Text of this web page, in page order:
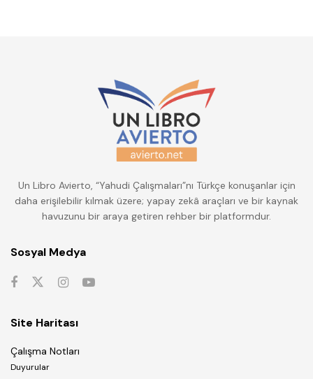
Un Libro Avierto, “Yahudi Çalışmaları”nı Türkçe konuşanlar için
daha erişilebilir kılmak üzere; yapay zekâ araçları ve bir kaynak
havuzunu bir araya getiren rehber bir platformdur.
Sosyal Medya
Site Haritası
Çalışma Notları
Duyurular